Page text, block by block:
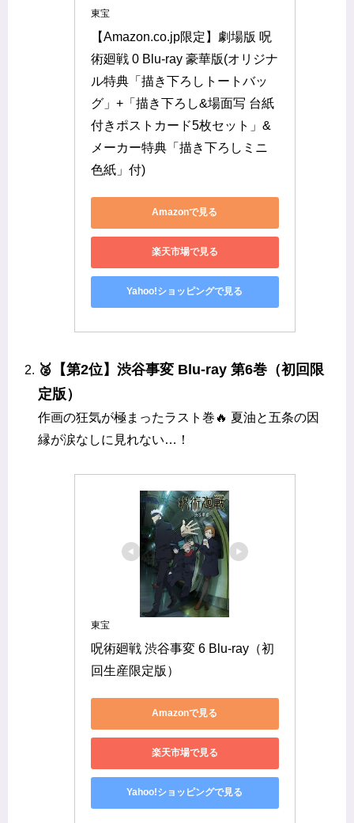
東宝
【Amazon.co.jp限定】劇場版 呪
術廻戦 0 Blu-ray 豪華版(オリジナ
ル特典「描き下ろしトートバッ
グ」+「描き下ろし&場面写 台紙
付きポストカード5枚セット」&
メーカー特典「描き下ろしミニ
色紙」付)
Amazonで見る
楽天市場で見る
Yahoo!ショッピングで見る
🥈【第2位】渋谷事変 Blu-ray 第6巻（初回限
定版）
作画の狂気が極まったラスト巻🔥 夏油と五条の因
縁が涙なしに見れない…！
東宝
呪術廻戦 渋谷事変 6 Blu-ray（初
回生産限定版）
Amazonで見る
楽天市場で見る
Yahoo!ショッピングで見る